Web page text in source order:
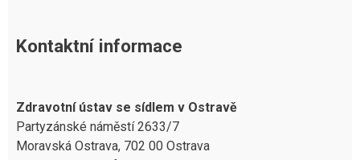
Kontaktní informace
Zdravotní ústav se sídlem v Ostravě
Partyzánské náměstí 2633/7
Moravská Ostrava, 702 00 Ostrava